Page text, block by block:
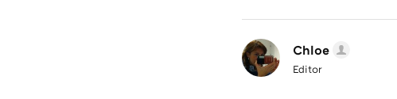
Chloe
Editor